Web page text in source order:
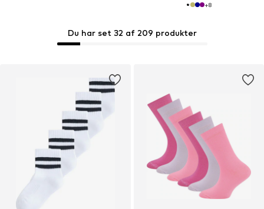
+8
Du har set 32 af 209 produkter